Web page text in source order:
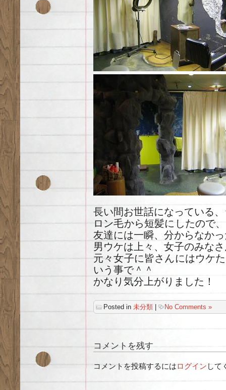
長い間お世話になっている
ロン毛から短髪にしたので
友達には一瞬、分からなか
男ウケは上々、女子のみな
元々女子に皆さんにはウケ
いう事で＾＾
かなり気分上がりました！
Posted in 未分類 | No Comments »
コメントを残す
コメントを投稿するにはログイン して